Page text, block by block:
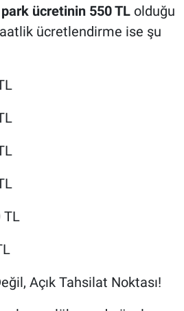
ücretinin 550 TLolduğu
ücretlendirme ise şu
TL
Açık Tahsilat Noktası!